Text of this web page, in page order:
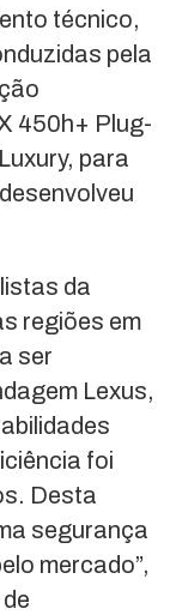
técnico,
pela
450h+ Plug-
para
da
regiões em
ser
Lexus,
foi
Desta
segurança
mercado”,